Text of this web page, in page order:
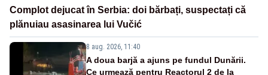
Complot dejucat în Serbia: doi bărbați, suspectați că
plănuiau asasinarea lui Vučić
8 aug. 2026, 11:40
A doua barjă a ajuns pe fundul Dunării.
Ce urmează pentru Reactorul 2 de la